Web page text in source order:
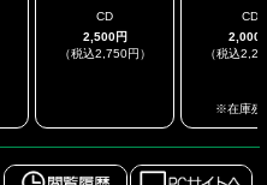
CD
2,500円
（税込2,750円）
CD
2,000
（税込
※在庫残